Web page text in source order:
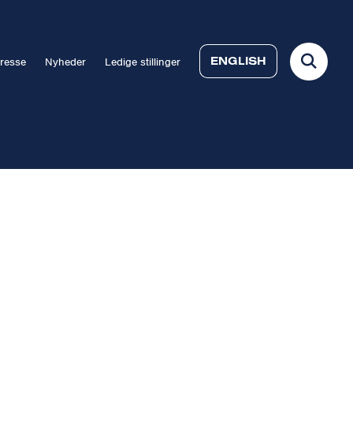
Nyheder Ledige stillinger ENGLISH